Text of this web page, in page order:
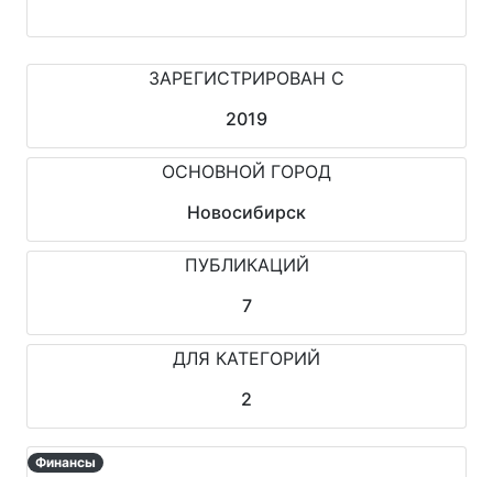
ЗАРЕГИСТРИРОВАН С
2019
ОСНОВНОЙ ГОРОД
Новосибирск
ПУБЛИКАЦИЙ
7
ДЛЯ КАТЕГОРИЙ
2
Финансы